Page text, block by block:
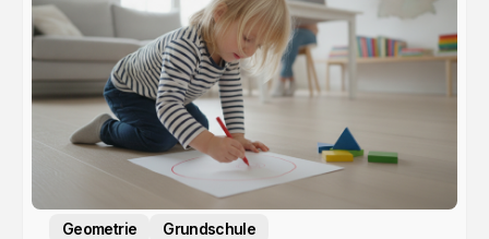
Geometrie Grundschule